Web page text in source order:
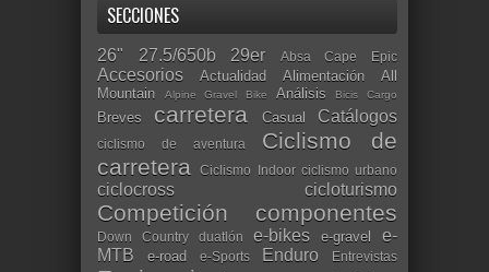
SECCIONES
26" 27.5/650b 29er Absa Cape Epic
Accesorios Actualidad Alimentación
All
Mountain
Alpine Gravel Bike Análisis Bicis Cargo
Breves carretera Casual Catálogos
ciclismo de aventura
Ciclismo de
carretera
Ciclismo Indoor ciclismo urbano
ciclocross cicloturismo
Competición componentes
Down Country duatlón e-bikes e-gravel
e-
MTB
e-road e-Sports Enduro Entrevistas